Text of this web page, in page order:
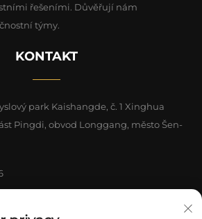
řešeními. Důvěřují nám
týmy.
KONTAKT
park Kaishangde, č. 1 Xinghua
Pingdi, obvod Longgang, město Šen-